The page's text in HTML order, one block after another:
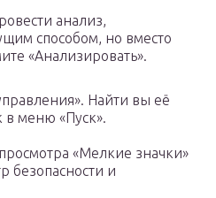
анализ,
способом, но вместо
«Анализировать».
Найти вы её
в меню «Пуск».
«Мелкие значки»
безопасности и